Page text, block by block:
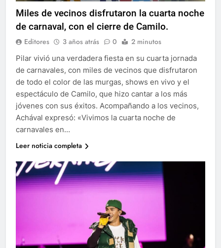
Miles de vecinos disfrutaron la cuarta noche
de carnaval, con el cierre de Camilo.
Editores 3 años atrás 0 2 minutos
Pilar vivió una verdadera fiesta en su cuarta jornada
de carnavales, con miles de vecinos que disfrutaron
de todo el color de las murgas, shows en vivo y el
espectáculo de Camilo, que hizo cantar a los más
jóvenes con sus éxitos. Acompañando a los vecinos,
Achával expresó: «Vivimos la cuarta noche de
carnavales en…
Leer noticia completa